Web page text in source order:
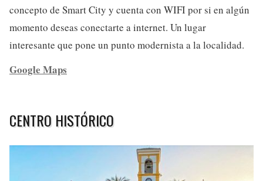
concepto de Smart City y cuenta con WIFI por si en algún
momento deseas conectarte a internet. Un lugar
interesante que pone un punto modernista a la localidad.
Google Maps
CENTRO HISTÓRICO